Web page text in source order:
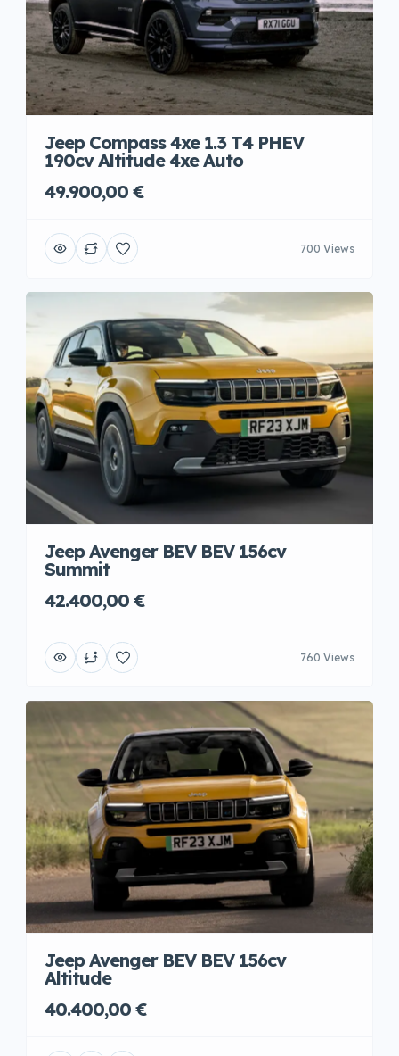
Jeep Compass 4xe 1.3 T4 PHEV
190cv Altitude 4xe Auto
49.900,00 €
700 Views
Jeep Avenger BEV BEV 156cv
Summit
42.400,00 €
760 Views
Jeep Avenger BEV BEV 156cv
Altitude
40.400,00 €